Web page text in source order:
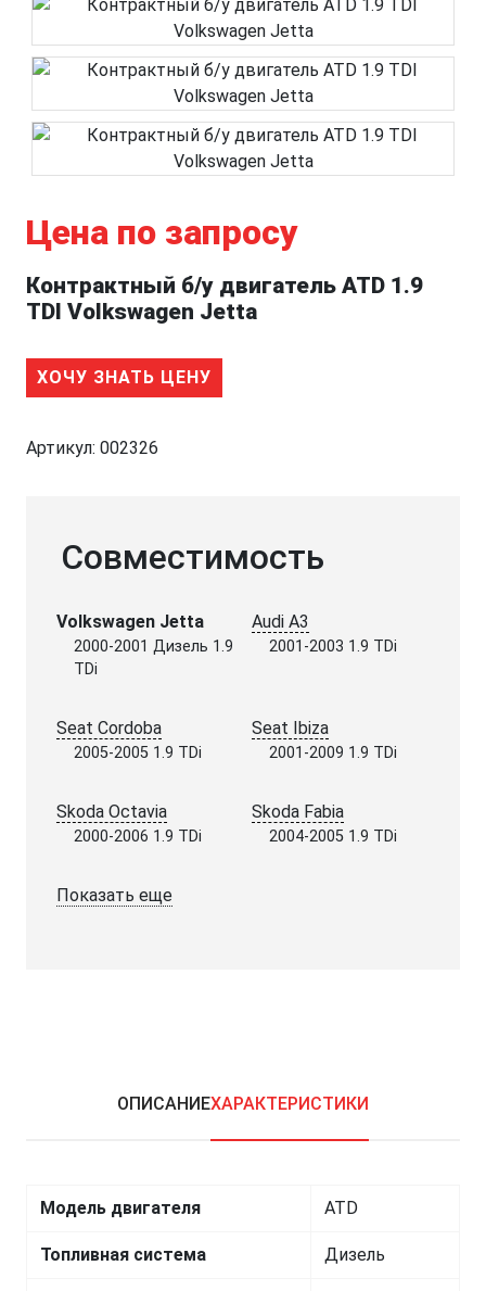
Цена по запросу
Контрактный б/у двигатель ATD 1.9
TDI Volkswagen Jetta
ХОЧУ ЗНАТЬ ЦЕНУ
Артикул: 002326
Совместимость
Volkswagen Jetta
2000-2001 Дизель 1.9
TDi
Audi A3
2001-2003 1.9 TDi
Seat Cordoba
2005-2005 1.9 TDi
Seat Ibiza
2001-2009 1.9 TDi
Skoda Octavia
2000-2006 1.9 TDi
Skoda Fabia
2004-2005 1.9 TDi
Показать еще
ОПИСАНИЕХАРАКТЕРИСТИКИ
Модель двигателя ATD
Топливная система Дизель